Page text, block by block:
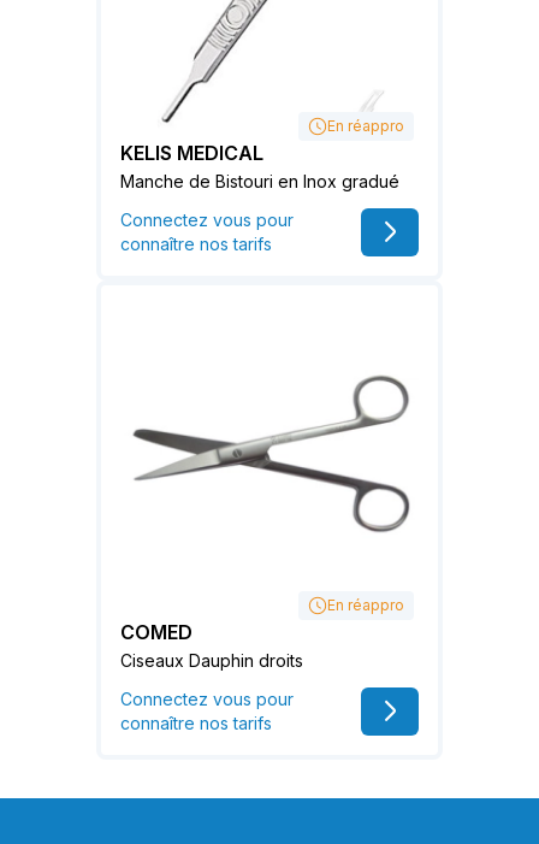
En réappro
KELIS MEDICAL
Manche de Bistouri en Inox gradué
Connectez vous pour
connaître nos tarifs
En réappro
COMED
Ciseaux Dauphin droits
Connectez vous pour
connaître nos tarifs